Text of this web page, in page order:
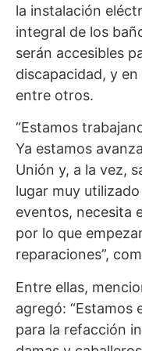
la instalación
integral de los
serán accesibles
discapacidad, y
entre otros.
“Estamos
Ya estamos
Unión y, a la vez,
lugar muy
eventos, necesita
por lo que
reparaciones”,
Entre ellas,
agregó:
para la refacción